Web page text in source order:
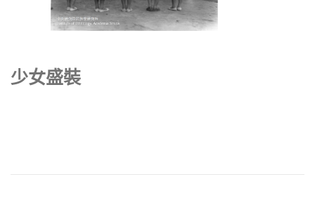
少女盛裝